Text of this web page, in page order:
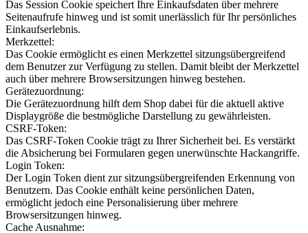
Das Session Cookie speichert Ihre Einkaufsdaten über mehrere
Seitenaufrufe hinweg und ist somit unerlässlich für Ihr persönliches
Einkaufserlebnis.
Merkzettel:
Das Cookie ermöglicht es einen Merkzettel sitzungsübergreifend
dem Benutzer zur Verfügung zu stellen. Damit bleibt der Merkzettel
auch über mehrere Browsersitzungen hinweg bestehen.
Gerätezuordnung:
Die Gerätezuordnung hilft dem Shop dabei für die aktuell aktive
Displaygröße die bestmögliche Darstellung zu gewährleisten.
CSRF-Token:
Das CSRF-Token Cookie trägt zu Ihrer Sicherheit bei. Es verstärkt
die Absicherung bei Formularen gegen unerwünschte Hackangriffe.
Login Token:
Der Login Token dient zur sitzungsübergreifenden Erkennung von
Benutzern. Das Cookie enthält keine persönlichen Daten,
ermöglicht jedoch eine Personalisierung über mehrere
Browsersitzungen hinweg.
Cache Ausnahme: